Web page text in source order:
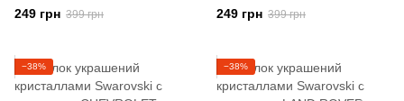
логотипом LEXUS
249 грн 399 грн
логотипом HYUNDAI
249 грн 399 грн
−38% −38%